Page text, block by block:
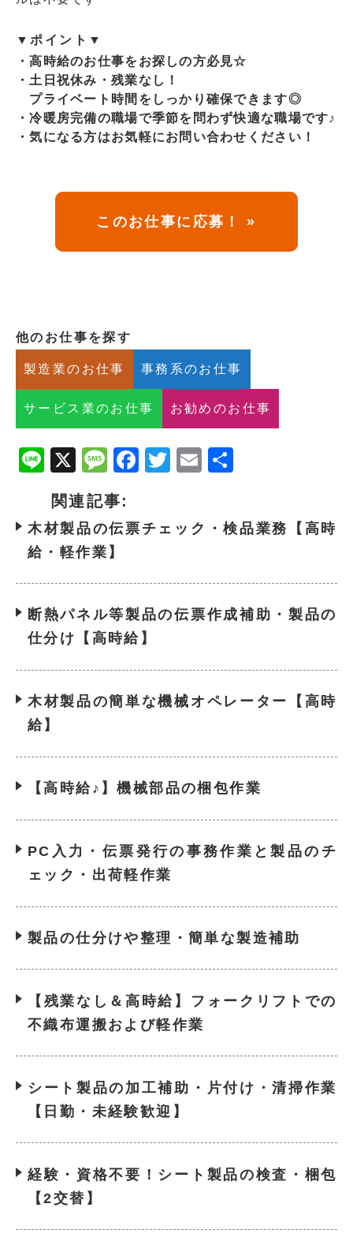
▼ポイント▼
・高時給のお仕事をお探しの方必見☆
・土日祝休み・残業なし！
プライベート時間をしっかり確保できます◎
・冷暖房完備の職場で季節を問わず快適な職場です♪
・気になる方はお気軽にお問い合わせください！
このお仕事に応募！ »
他のお仕事を探す
製造業のお仕事 事務系のお仕事
サービス業のお仕事 お勧めのお仕事
Line
X Message
Facebook
Twitter
Email
関連記事:
木材製品の伝票チェック・検品業務【高時
給・軽作業】
断熱パネル等製品の伝票作成補助・製品の
仕分け【高時給】
木材製品の簡単な機械オペレーター【高時
給】
【高時給♪】機械部品の梱包作業
PC入力・伝票発行の事務作業と製品のチ
ェック・出荷軽作業
製品の仕分けや整理・簡単な製造補助
【残業なし＆高時給】フォークリフトでの
不織布運搬および軽作業
シート製品の加工補助・片付け・清掃作業
【日勤・未経験歓迎】
経験・資格不要！シート製品の検査・梱包
【2交替】